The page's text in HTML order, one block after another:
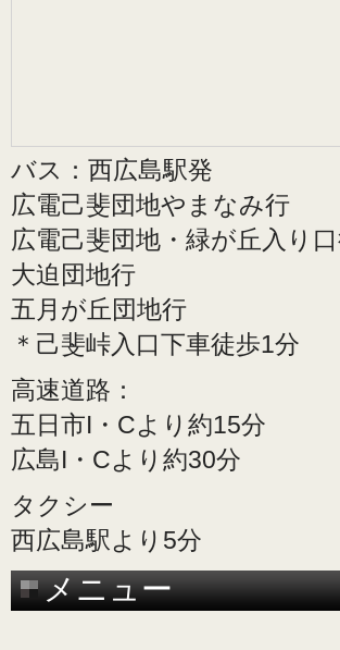
バス：西広島駅発
広電己斐団地やまなみ行
広電己斐団地・緑が丘入り
大迫団地行
五月が丘団地行
＊己斐峠入口下車徒歩1分
高速道路：
五日市I・Cより約15分
広島I・Cより約30分
タクシー
西広島駅より5分
メニュー